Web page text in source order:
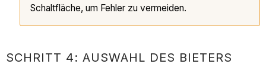
Schaltfläche, um Fehler zu vermeiden.
SCHRITT 4: AUSWAHL DES BIETERS